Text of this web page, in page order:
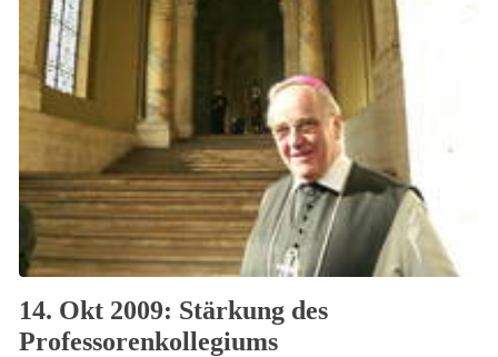
14. Okt 2009: Stärkung des
Professorenkollegiums